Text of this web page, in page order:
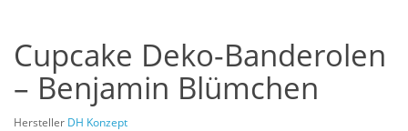
Cupcake Deko-Banderolen
– Benjamin Blümchen
Hersteller DH Konzept